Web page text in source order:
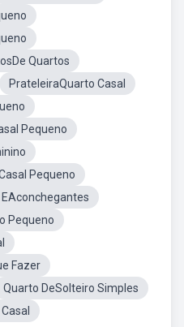
Quartos
PrateleiraQuarto Casal
Pequeno
Pequeno
Pequeno
Fazer
Quarto DeSolteiro Simples